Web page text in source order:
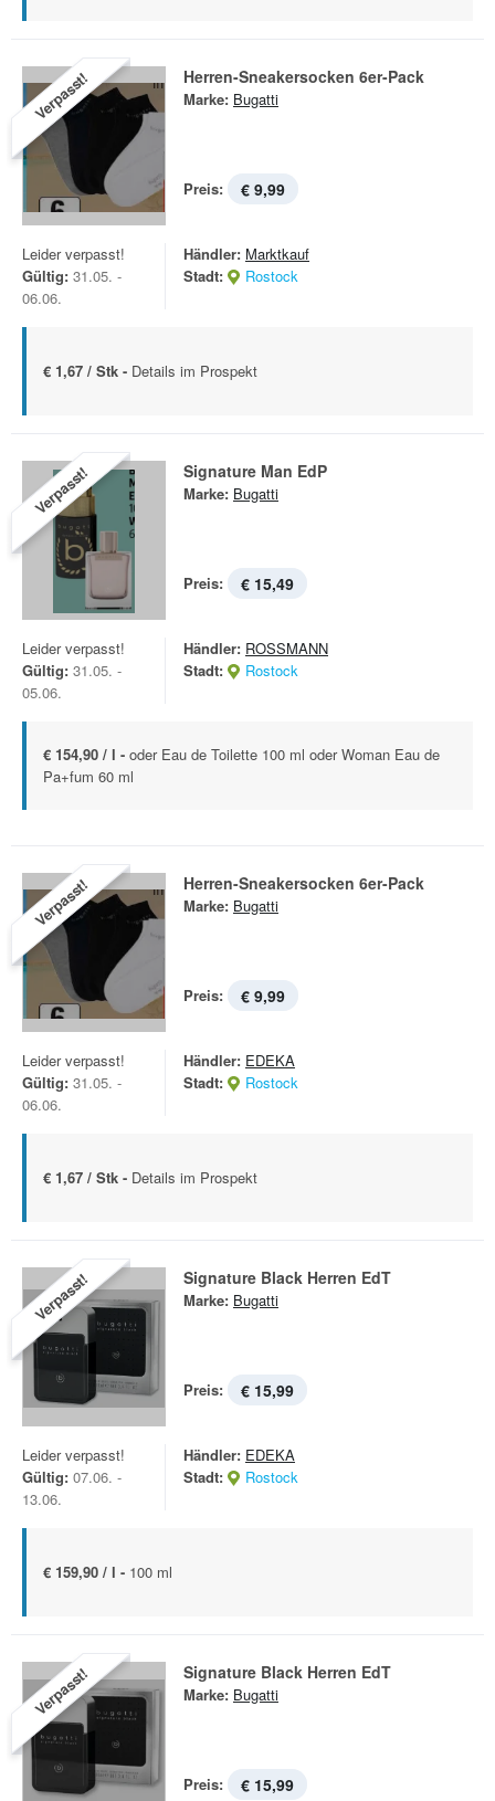
Verpasst! Herren-Sneakersocken 6er-Pack
Marke: Bugatti
Preis: € 9,99
Leider verpasst!
Gültig: 31.05. -
06.06.
Händler: Marktkauf
Stadt:
Rostock
€ 1,67 / Stk - Details im Prospekt
Verpasst! Signature Man EdP
Marke: Bugatti
Preis: € 15,49
Leider verpasst!
Gültig: 31.05. -
05.06.
Händler: ROSSMANN
Stadt:
Rostock
€ 154,90 / l - oder Eau de Toilette 100 ml oder Woman Eau de
Pa+fum 60 ml
Verpasst! Herren-Sneakersocken 6er-Pack
Marke: Bugatti
Preis: € 9,99
Leider verpasst!
Gültig: 31.05. -
06.06.
Händler: EDEKA
Stadt:
Rostock
€ 1,67 / Stk - Details im Prospekt
Verpasst! Signature Black Herren EdT
Marke: Bugatti
Preis: € 15,99
Leider verpasst!
Gültig: 07.06. -
13.06.
Händler: EDEKA
Stadt:
Rostock
€ 159,90 / l - 100 ml
Verpasst! Signature Black Herren EdT
Marke: Bugatti
Preis: € 15,99